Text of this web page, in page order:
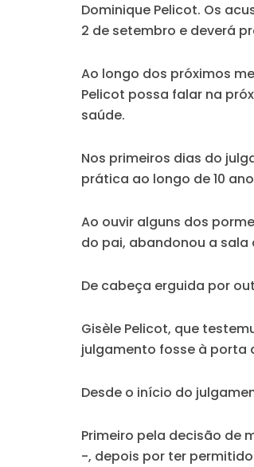
Dominique Pelicot. Os
2 de setembro e deverá
Ao longo dos próximos
Pelicot possa falar na
saúde.
Nos primeiros dias do
prática ao longo de 10
Ao ouvir alguns dos
do pai, abandonou a sala
De cabeça erguida por
Gisèle Pelicot, que
julgamento fosse à porta
Desde o início do
Primeiro pela decisão de
-, depois por ter